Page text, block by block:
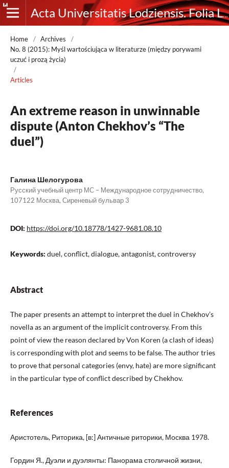
Acta Universitatis Lodziensis. Folia Litteraria Rossica
Home / Archives
/
No. 8 (2015): Myśl wartościująca w literaturze (między porywami
uczuć i prozą życia)
/
Articles
An extreme reason in unwinnable
dispute (Anton Chekhov’s “The
duel”)
Галина Шелогурова
Русский учебный центр МС – Международное сотрудничество,
107122 Москва, Сиреневый бульвар 3
DOI: https://doi.org/10.18778/1427-9681.08.10
Keywords: duel, conflict, dialogue, antagonist, controversy
Abstract
The paper presents an attempt to interpret the duel in Chekhov’s
novella as an argument of the implicit controversy. From this
point of view the reason declared by Von Koren (a clash of ideas)
is corresponding with plot and seems to be false. The author tries
to prove that personal categories (envy, hate) are more significant
in the particular type of conflict described by Chekhov.
References
Аристотель, Риторика, [в:] Античные риторики, Москва 1978.
Гордин Я., Дуэли и дуэлянты: Панорама столичной жизни,